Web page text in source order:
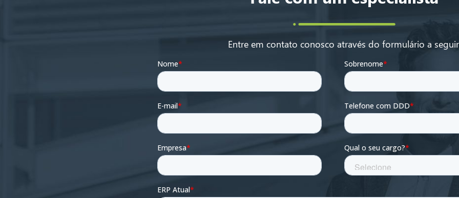
Entre em contato conosco através do formulário a